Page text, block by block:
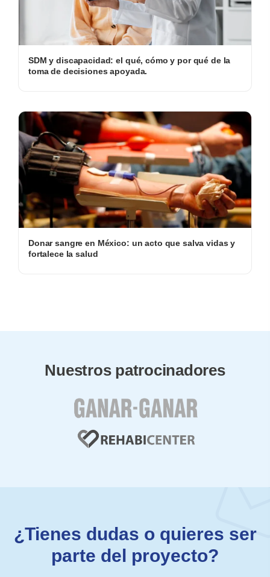
SDM y discapacidad: el qué, cómo y por qué de la
toma de decisiones apoyada.
Donar sangre en México: un acto que salva vidas y
fortalece la salud
Nuestros patrocinadores
¿Tienes dudas o quieres ser
parte del proyecto?